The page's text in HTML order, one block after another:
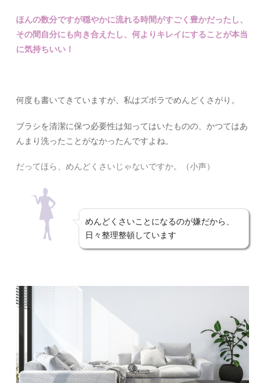
ほんの数分ですが穏やかに流れる時間がすごく豊かだったし、
その間自分にも向き合えたし、何よりキレイにすることが本当
に気持ちいい！
何度も書いてきていますが、私はズボラでめんどくさがり。
ブラシを清潔に保つ必要性は知ってはいたものの、かつてはあ
んまり洗ったことがなかったんですよね。
だってほら、めんどくさいじゃないですか。（小声）
めんどくさいことになるのが嫌だから、
日々整理整頓しています